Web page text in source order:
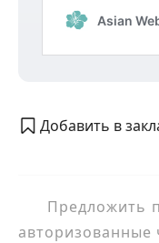
Добавить в
Предложить
авторизованные